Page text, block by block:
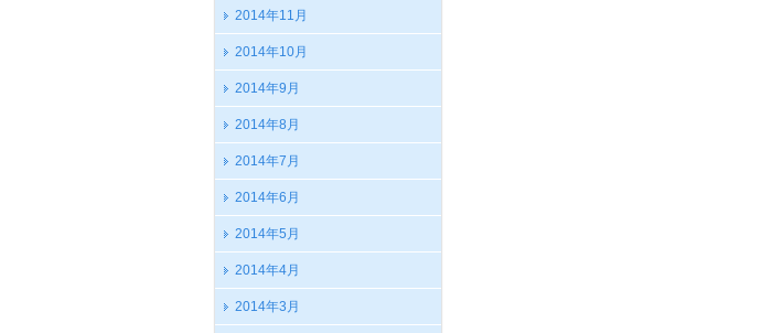
2014年11月
2014年10月
2014年9月
2014年8月
2014年7月
2014年6月
2014年5月
2014年4月
2014年3月